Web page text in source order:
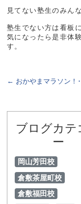
見てない塾生のみん
塾生でない方は看板
気になったら是非体
す。
← おかやまマラソン！･
ブログカテ
ー
岡山芳田校
倉敷茶屋町校
倉敷福田校